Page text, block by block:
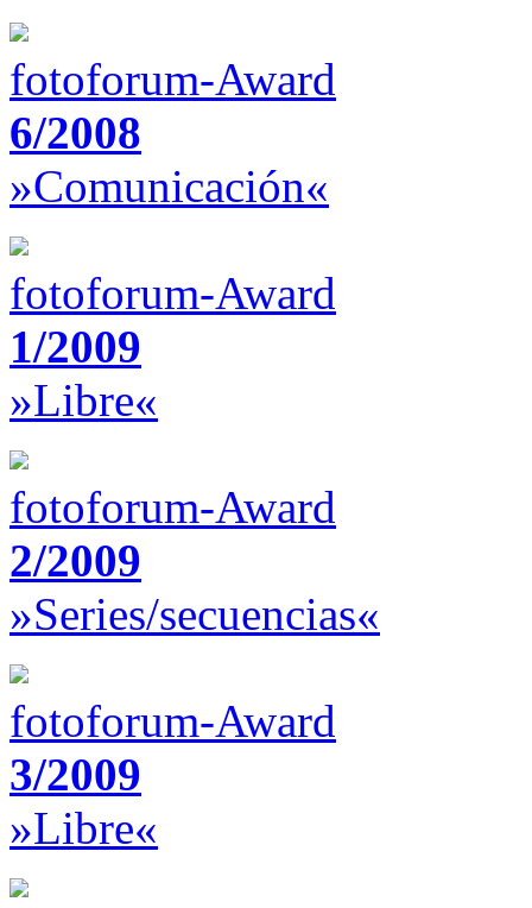
fotoforum-Award
6/2008
»Comunicación«
fotoforum-Award
1/2009
»Libre«
fotoforum-Award
2/2009
»Series/secuencias«
fotoforum-Award
3/2009
»Libre«